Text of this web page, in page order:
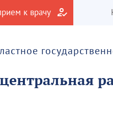
к врачу